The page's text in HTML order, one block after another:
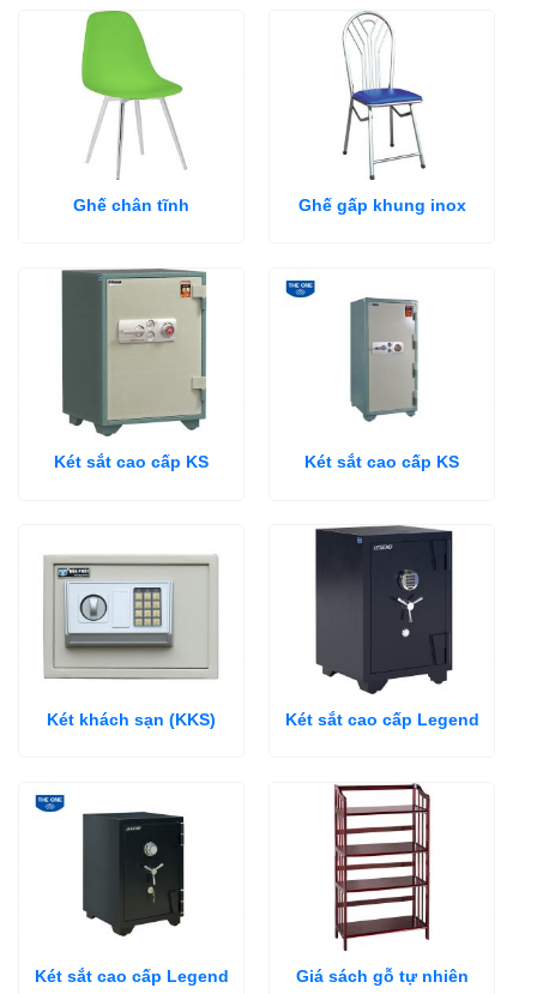
Ghế chân tĩnh Ghế gấp khung inox
Két sắt cao cấp KS Két sắt cao cấp KS
Két khách sạn (KKS) Két sắt cao cấp Legend
Két sắt cao cấp Legend Giá sách gỗ tự nhiên